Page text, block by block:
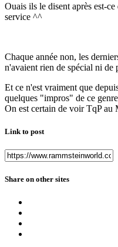
Ouais ils le disent après est-
service ^^
Chaque année non, les
n'avaient rien de spécial ni de
Et ce n'est vraiment que
quelques "impros" de ce
On est certain de voir TqP au
Link to post
Share on other sites